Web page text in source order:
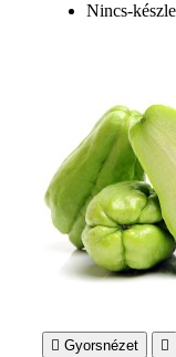
Nincs-
 Gyorsnézet 